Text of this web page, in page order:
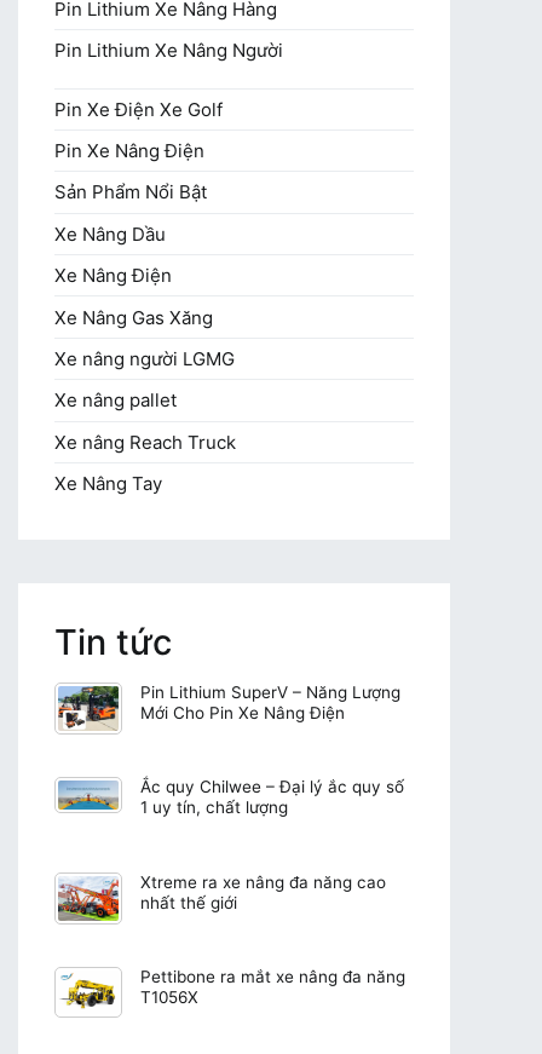
Pin Lithium Xe Nâng Hàng
Pin Lithium Xe Nâng Người
Pin Xe Điện Xe Golf
Pin Xe Nâng Điện
Sản Phẩm Nổi Bật
Xe Nâng Dầu
Xe Nâng Điện
Xe Nâng Gas Xăng
Xe nâng người LGMG
Xe nâng pallet
Xe nâng Reach Truck
Xe Nâng Tay
Tin tức
Pin Lithium SuperV – Năng Lượng
Mới Cho Pin Xe Nâng Điện
Ắc quy Chilwee – Đại lý ắc quy số
1 uy tín, chất lượng
Xtreme ra xe nâng đa năng cao
nhất thế giới
Pettibone ra mắt xe nâng đa năng
T1056X